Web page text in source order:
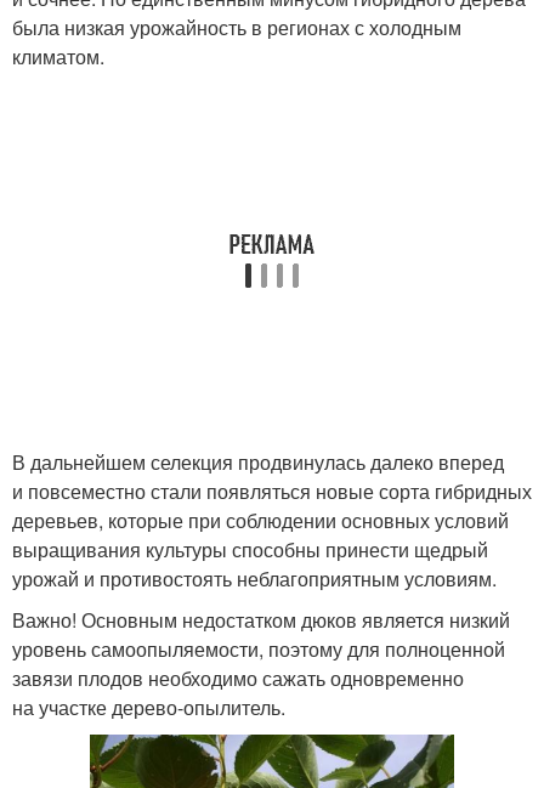
была низкая урожайность в регионах с холодным
климатом.
В дальнейшем селекция продвинулась далеко вперед
и повсеместно стали появляться новые сорта гибридных
деревьев, которые при соблюдении основных условий
выращивания культуры способны принести щедрый
урожай и противостоять неблагоприятным условиям.
Важно! Основным недостатком дюков является низкий
уровень самоопыляемости, поэтому для полноценной
завязи плодов необходимо сажать одновременно
на участке дерево-опылитель.